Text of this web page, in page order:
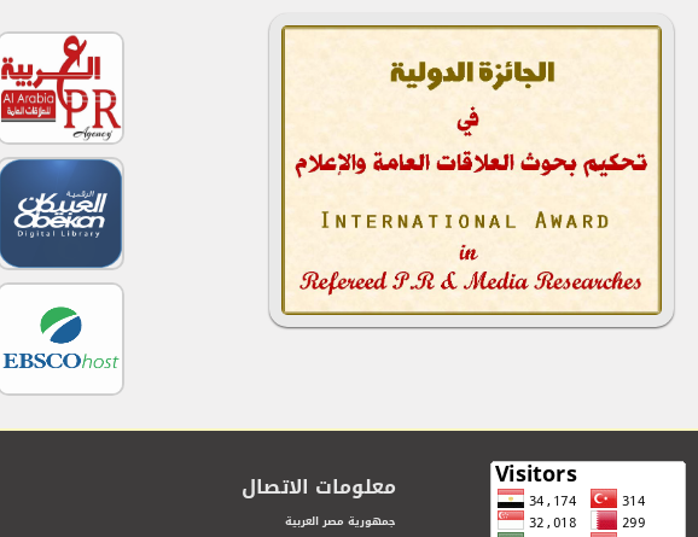
معلومات الاتصال
جمهورية مصر العربية